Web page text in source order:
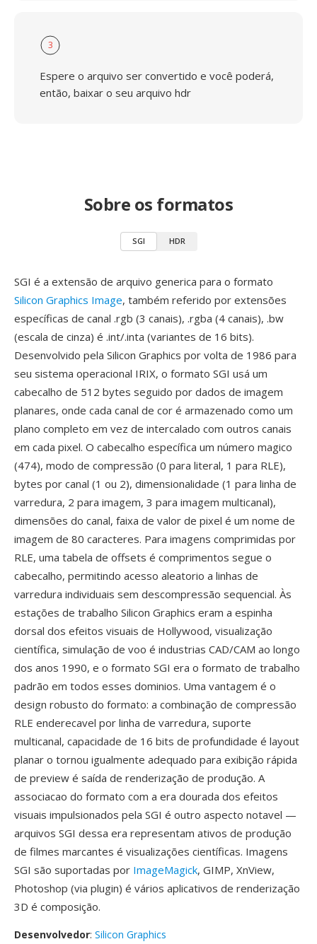
3
Espere o arquivo ser convertido e você poderá,
então, baixar o seu arquivo hdr
Sobre os formatos
SGI HDR
SGI é a extensão de arquivo generica para o formato
Silicon Graphics Image, também referido por extensões
específicas de canal .rgb (3 canais), .rgba (4 canais), .bw
(escala de cinza) é .int/.inta (variantes de 16 bits).
Desenvolvido pela Silicon Graphics por volta de 1986 para
seu sistema operacional IRIX, o formato SGI usá um
cabecalho de 512 bytes seguido por dados de imagem
planares, onde cada canal de cor é armazenado como um
plano completo em vez de intercalado com outros canais
em cada pixel. O cabecalho específica um número magico
(474), modo de compressão (0 para literal, 1 para RLE),
bytes por canal (1 ou 2), dimensionalidade (1 para linha de
varredura, 2 para imagem, 3 para imagem multicanal),
dimensões do canal, faixa de valor de pixel é um nome de
imagem de 80 caracteres. Para imagens comprimidas por
RLE, uma tabela de offsets é comprimentos segue o
cabecalho, permitindo acesso aleatorio a linhas de
varredura individuais sem descompressão sequencial. Às
estações de trabalho Silicon Graphics eram a espinha
dorsal dos efeitos visuais de Hollywood, visualização
científica, simulação de voo é industrias CAD/CAM ao longo
dos anos 1990, e o formato SGI era o formato de trabalho
padrão em todos esses dominios. Uma vantagem é o
design robusto do formato: a combinação de compressão
RLE enderecavel por linha de varredura, suporte
multicanal, capacidade de 16 bits de profundidade é layout
planar o tornou igualmente adequado para exibição rápida
de preview é saída de renderização de produção. A
associacao do formato com a era dourada dos efeitos
visuais impulsionados pela SGI é outro aspecto notavel —
arquivos SGI dessa era representam ativos de produção
de filmes marcantes é visualizações científicas. Imagens
SGI são suportadas por ImageMagick, GIMP, XnView,
Photoshop (via plugin) é vários aplicativos de renderização
3D é composição.
Desenvolvedor: Silicon Graphics